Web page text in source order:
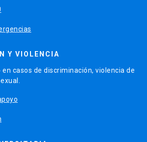
Y VIOLENCIA
casos de discriminación, violencia de